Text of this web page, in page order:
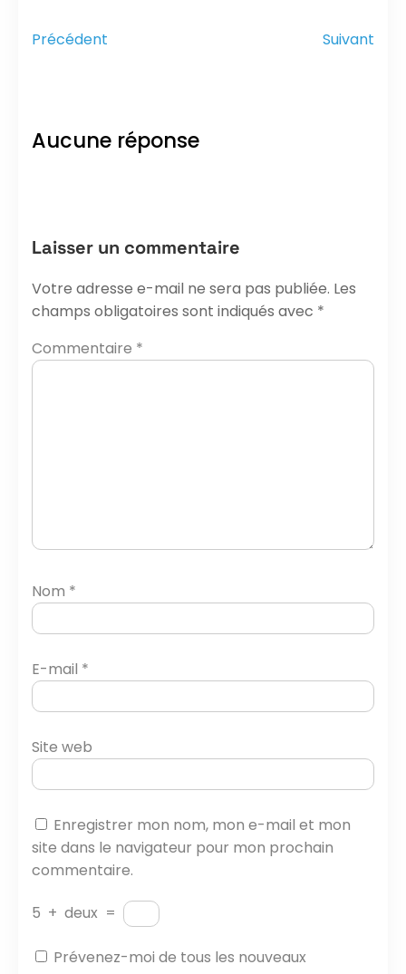
Précédent Suivant
Aucune réponse
Laisser un commentaire
Votre adresse e-mail ne sera pas publiée. Les
champs obligatoires sont indiqués avec *
Commentaire *
Nom *
E-mail *
Site web
Enregistrer mon nom, mon e-mail et mon
site dans le navigateur pour mon prochain
commentaire.
5 + deux =
Prévenez-moi de tous les nouveaux